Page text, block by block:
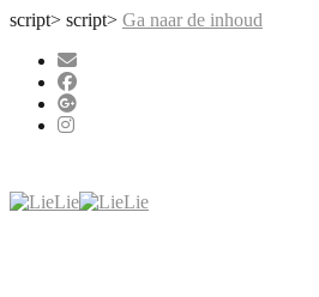
script> script> Ga naar de inhoud